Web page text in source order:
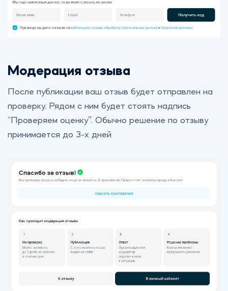
Модерация отзыва
После публикации ваш отзыв будет отправлен на
проверку. Рядом с ним будет стоять надпись
“Проверяем оценку”. Обычно решение по отзыву
принимается до 3-х дней